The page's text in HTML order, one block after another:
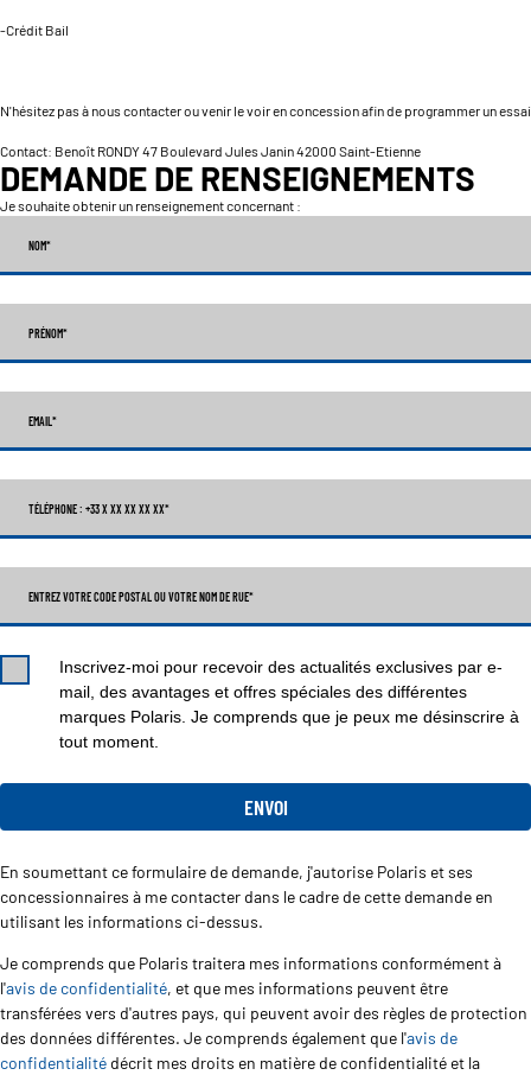
-Crédit Bail
N'hésitez pas à nous contacter ou venir le voir en concession afin de programmer un essai
Contact: Benoît RONDY 47 Boulevard Jules Janin 42000 Saint-Etienne
DEMANDE DE RENSEIGNEMENTS
Je souhaite obtenir un renseignement concernant :
NOM*
PRÉNOM*
EMAIL*
TÉLÉPHONE : +33 X XX XX XX XX*
ENTREZ VOTRE CODE POSTAL OU VOTRE NOM DE RUE*
Inscrivez-moi pour recevoir des actualités exclusives par e-
mail, des avantages et offres spéciales des différentes
marques Polaris. Je comprends que je peux me désinscrire à
tout moment.
En soumettant ce formulaire de demande, j'autorise Polaris et ses
concessionnaires à me contacter dans le cadre de cette demande en
utilisant les informations ci-dessus.
Je comprends que Polaris traitera mes informations conformément à
l'avis de confidentialité, et que mes informations peuvent être
transférées vers d'autres pays, qui peuvent avoir des règles de protection
des données différentes. Je comprends également que l'avis de
confidentialité décrit mes droits en matière de confidentialité et la